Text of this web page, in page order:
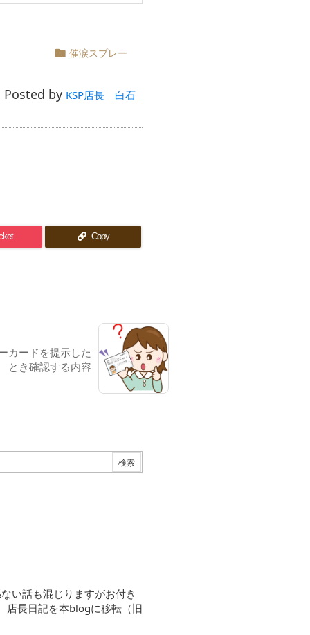
 催涙スプレー
Posted by KSP店長 白石
Copy
カードを提示した
とき確認する内容
い話も混じりますがお付き
長日記を本blogに移転（旧